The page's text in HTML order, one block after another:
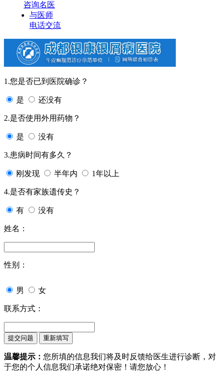
咨询名医
与医师
电话交流
1.您是否已到医院确诊？
是 还没有
2.是否使用外用药物？
是 没有
3.患病时间有多久？
刚发现 半年内 1年以上
4.是否有家族遗传史？
有 没有
姓名：
性别：
男 女
联系方式：
温馨提示： 您所填的信息我们将及时反馈给医生进行诊断，对
于您的个人信息我们承诺绝对保密！请您放心！